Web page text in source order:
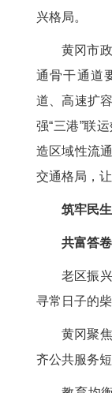
兴格局。
黄冈市
通骨干通道
道、高速扩
强“三港”联
造区域性流
交通格局，
筑牢民
共富答
老区振
寻常日子的
黄冈聚
齐公共服务